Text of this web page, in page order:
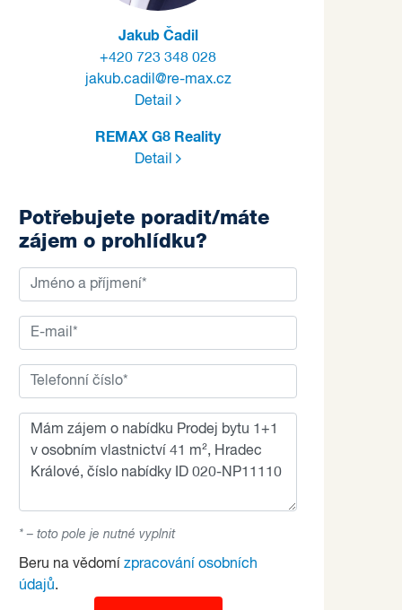
Jakub Čadil
+420 723 348 028
jakub.cadil@re-max.cz
Detail
REMAX G8 Reality
Detail
Potřebujete poradit/máte
zájem o prohlídku?
* – toto pole je nutné vyplnit
Beru na vědomí zpracování osobních
údajů.